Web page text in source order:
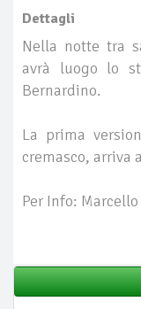
Dettagli
Nella notte tra
avrà luogo lo
Bernardino.
La prima
cremasco, arriva
Per Info: